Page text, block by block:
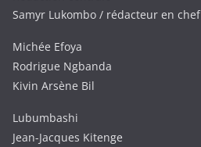
Samyr Lukombo / rédacteur en chef
Michée Efoya
Rodrigue Ngbanda
Kivin Arsène Bil
Lubumbashi
Jean-Jacques Kitenge